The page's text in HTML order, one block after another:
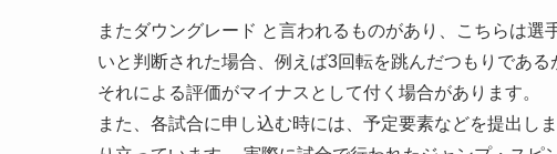
またダウングレード と言われるものがあり、こちらは
いと判断された場合、例えば3回転を跳んだつもりであ
それによる評価がマイナスとして付く場合があります。
また、各試合に申し込む時には、予定要素などを提出し